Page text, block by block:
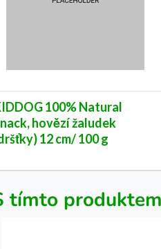
100% Natural
hovězí žaludek
12 cm/ 100 g
tímto